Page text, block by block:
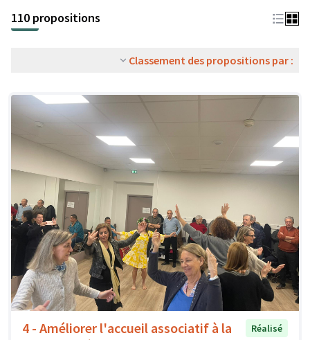
110 propositions
Classement des propositions par :
4 - Améliorer l'accueil associatif à la
Réalisé